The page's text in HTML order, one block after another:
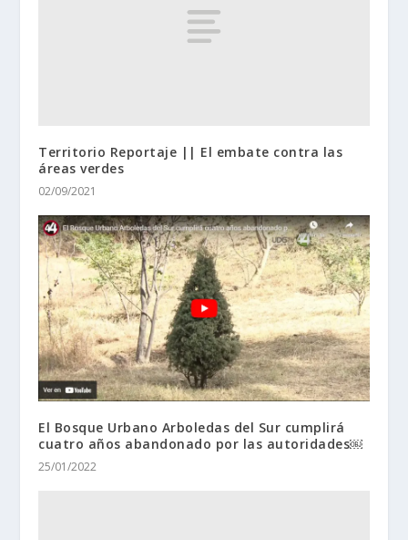
Territorio Reportaje || El embate contra las
áreas verdes
02/09/2021
El Bosque Urbano Arboledas del Sur cumplirá
cuatro años abandonado por las autoridades￼
25/01/2022